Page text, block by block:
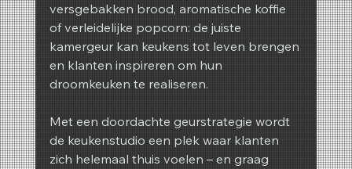
versgebakken brood, aromatische koffie
of verleidelijke popcorn: de juiste
kamergeur kan keukens tot leven brengen
en klanten inspireren om hun
droomkeuken te realiseren.
Met een doordachte geurstrategie wordt
de keukenstudio een plek waar klanten
zich helemaal thuis voelen – en graag